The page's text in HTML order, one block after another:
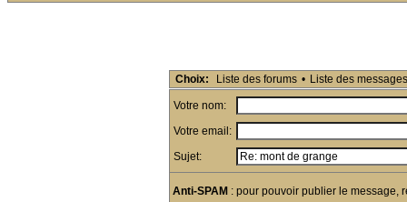
Choix: Liste des forums • Liste des messages
Votre nom:
Votre email:
Sujet:
Anti-SPAM : pour pouvoir publier le message,